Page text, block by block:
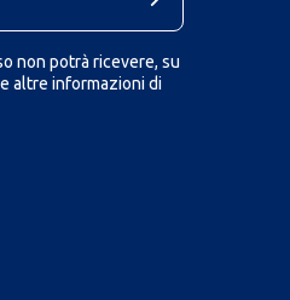
non potrà ricevere, su
altre informazioni di